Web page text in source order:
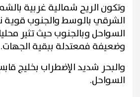
وتكون الريح شمالية غربية
الشرقي بالوسط والجنوب قوية
السواحل وبالجنوب حيث تثير محليا
وضعيفة فمعتدلة ببقية الجهات.
والبحر شديد الإضطراب بخليج
السواحل.